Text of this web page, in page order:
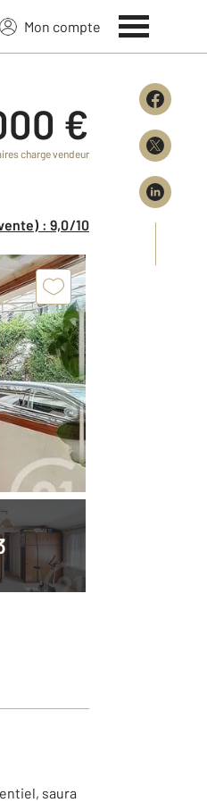
Mon compte
€
charge vendeur
: 9,0/10
saura